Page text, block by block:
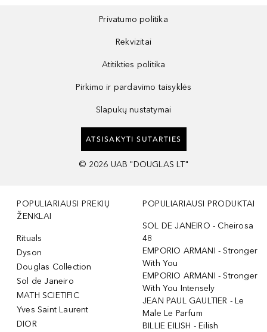
Privatumo politika
Rekvizitai
Atitikties politika
Pirkimo ir pardavimo taisyklės
Slapukų nustatymai
ATSISAKYTI SUTARTIES
© 2026 UAB "DOUGLAS LT"
POPULIARIAUSI PREKIŲ
ŽENKLAI
Rituals
Dyson
Douglas Collection
Sol de Janeiro
MATH SCIETIFIC
Yves Saint Laurent
DIOR
POPULIARIAUSI PRODUKTAI
SOL DE JANEIRO - Cheirosa
48
EMPORIO ARMANI - Stronger
With You
EMPORIO ARMANI - Stronger
With You Intensely
JEAN PAUL GAULTIER - Le
Male Le Parfum
BILLIE EILISH - Eilish